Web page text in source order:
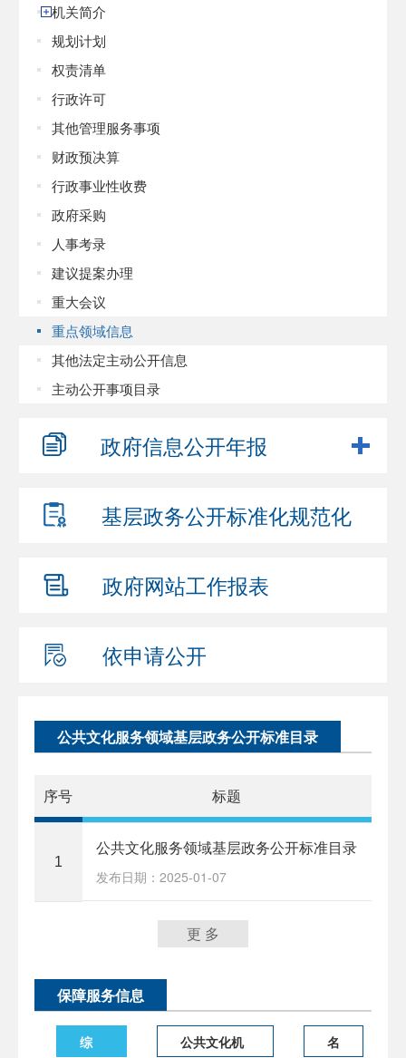
机关简介
规划计划
权责清单
行政许可
其他管理服务事项
财政预决算
行政事业性收费
政府采购
人事考录
建议提案办理
重大会议
重点领域信息
其他法定主动公开信息
主动公开事项目录
政府信息公开年报
基层政务公开标准化规范化
政府网站工作报表
依申请公开
公共文化服务领域基层政务公开标准目录
序号 标题
1
公共文化服务领域基层政务公开标准目录
发布日期：2025-01-07
更 多
保障服务信息
综
公共文化机
名